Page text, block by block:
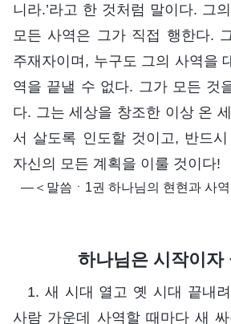
니라.’라고 한 것처럼 말이다. 그
모든 사역은 그가 직접 행한다.
주재자이며, 누구도 그의 사역을
역을 끝낼 수 없다. 그가 모든 것
다. 그는 세상을 창조한 이상 온
서 살도록 인도할 것이고, 반드
자신의 모든 계획을 이룰 것이다!
―＜말씀ㆍ1권 하나님의 현현과 사역
하나님은 시작이자
1. 새 시대 열고 옛 시대 끝내
사람 가운데 사역할 때마다 새